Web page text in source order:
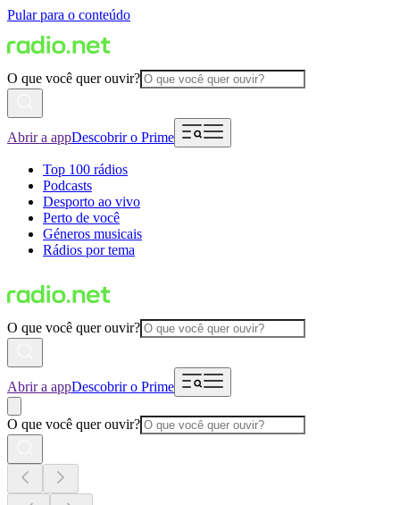
Pular para o conteúdo
O que você quer ouvir?
Abrir a appDescobrir o Prime
Top 100 rádios
Podcasts
Desporto ao vivo
Perto de você
Géneros musicais
Rádios por tema
O que você quer ouvir?
Abrir a appDescobrir o Prime
O que você quer ouvir?